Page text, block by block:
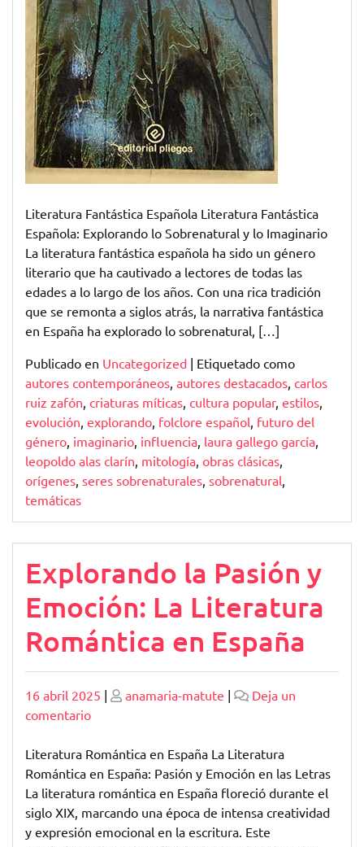
Literatura Fantástica Española Literatura Fantástica
Española: Explorando lo Sobrenatural y lo Imaginario
La literatura fantástica española ha sido un género
literario que ha cautivado a lectores de todas las
edades a lo largo de los años. Con una rica tradición
que se remonta a siglos atrás, la narrativa fantástica
en España ha explorado lo sobrenatural, […]
Publicado en Uncategorized | Etiquetado como
autores contemporáneos autores destacados carlos
ruiz zafón criaturas míticas cultura popular, estilos
evolución explorando folclore español futuro del
género imaginario influencia laura gallego garcía
leopoldo alas clarín mitología obras clásicas
orígenes seres sobrenaturales sobrenatural
temáticas
Explorando la Pasión y
Emoción: La Literatura
Romántica en España
Publicado
16 abril 2025 | Publicado
anamaria-matute |
Deja un
comentarioen
la
Pasión
y
Emoción:
La
Literatura Romántica en España La Literatura
Romántica en España: Pasión y Emoción en las Letras
La literatura romántica en España floreció durante el
siglo XIX, marcando una época de intensa creatividad
y expresión emocional en la escritura. Este